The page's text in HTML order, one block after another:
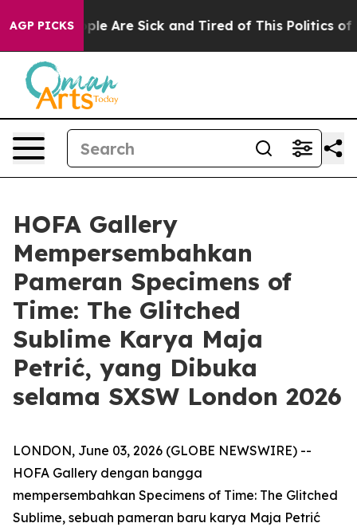
AGP PICKS
“People Are Sick and Tired of This Politics of
HOFA Gallery
Mempersembahkan
Pameran Specimens of
Time: The Glitched
Sublime Karya Maja
Petrić, yang Dibuka
selama SXSW London 2026
LONDON, June 03, 2026 (GLOBE NEWSWIRE) --
HOFA Gallery dengan bangga
mempersembahkan Specimens of Time: The Glitched
Sublime, sebuah pameran baru karya Maja Petrić